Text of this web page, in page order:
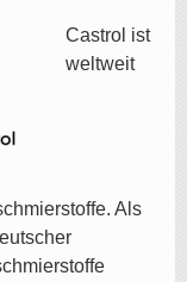
Castrol ist
weltweit
Als